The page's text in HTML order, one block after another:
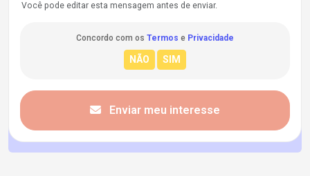
Você pode editar esta mensagem antes de enviar.
Concordo com os Termos e Privacidade
Enviar meu interesse